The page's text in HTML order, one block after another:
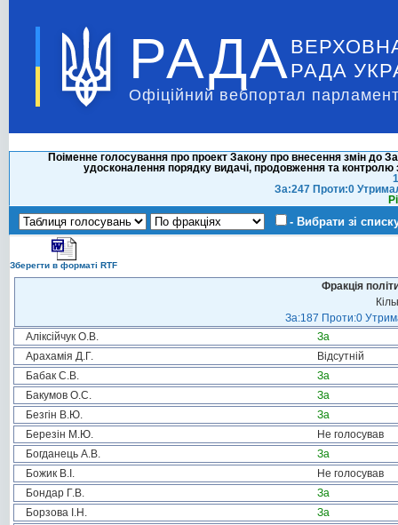
РАДА РАДА
Офіційний вебпортал
Поіменне голосування про проект Закону про внесення змін до
удосконалення порядку видачі, продовження та контролю
За:247 Проти:0
- Вибрати зі
Зберегти в форматі RTF
Фракція
За:187 Проти:0
Аліксійчук О.В.
За
Арахамія Д.Г.
Відсутній
Бабак С.В.
За
Бакумов О.С.
За
Безгін В.Ю.
За
Березін М.Ю.
Не голосував
Богданець А.В.
За
Божик В.І.
Не голосував
Бондар Г.В.
За
Борзова І.Н.
За